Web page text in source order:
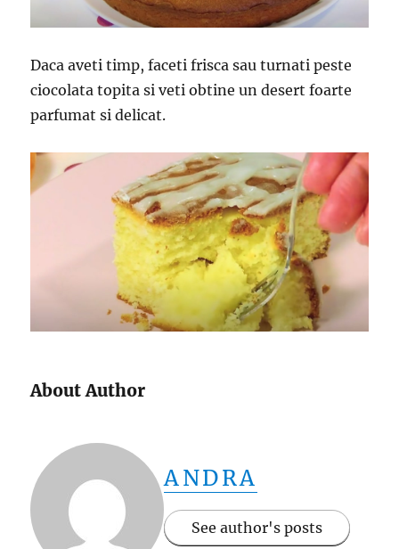
Daca aveti timp, faceti frisca sau turnati peste
ciocolata topita si veti obtine un desert foarte
parfumat si delicat.
About Author
ANDRA
See author's posts